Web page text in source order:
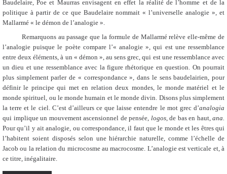
Baudelaire, Poe et Maurras envisagent en effet la réalité de l’homme et de la
politique à partir de ce que Baudelaire nommait « l’universelle analogie », et
Mallarmé « le démon de l’analogie ».
Remarquons au passage que la formule de Mallarmé relève elle-même de
l’analogie puisque le poète compare l’« analogie », qui est une ressemblance
entre deux éléments, à un « démon », au sens grec, qui est une ressemblance avec
un dieu et une ressemblance avec la figure rhétorique en question. On pourrait
plus simplement parler de « correspondance », dans le sens baudelairien, pour
définir le principe qui met en relation deux mondes, le monde matériel et le
monde spirituel, ou le monde humain et le monde divin. Disons plus simplement
la terre et le ciel. C’est d’ailleurs ce que laisse entendre le mot grec d’analogia
qui implique un mouvement ascensionnel de pensée, logos, de bas en haut, ana.
Pour qu’il y ait analogie, ou correspondance, il faut que le monde et les êtres qui
l’habitent soient disposés selon une hiérarchie naturelle, comme l’échelle de
Jacob ou la relation du microcosme au macrocosme. L’analogie est verticale et, à
ce titre, inégalitaire.